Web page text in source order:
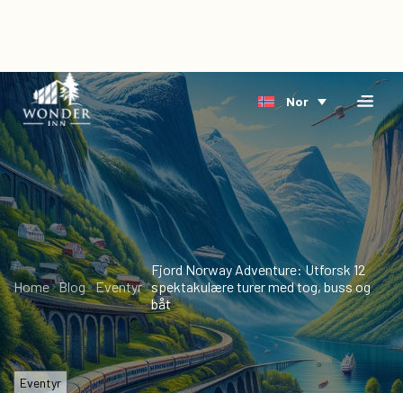
Home
Overnatting
Riverside
Arktis
Delta
Bestill
direkte
Hendelse
Om
oss
Blog
Ledige
stillinger
Nor
Home Blog Eventyr
Fjord Norway Adventure: Utforsk 12
spektakulære turer med tog, buss og
båt
Eventyr